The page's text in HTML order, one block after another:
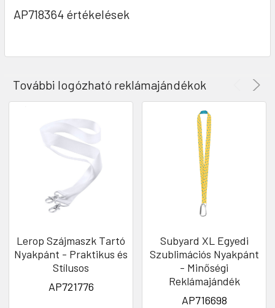
AP718364 értékelések
További logózható reklámajándékok
Lerop Szájmaszk Tartó
Nyakpánt - Praktikus és
Stílusos
AP721776
Subyard XL Egyedi
Szublimációs Nyakpánt
- Minőségi
Reklámajándék
AP716698